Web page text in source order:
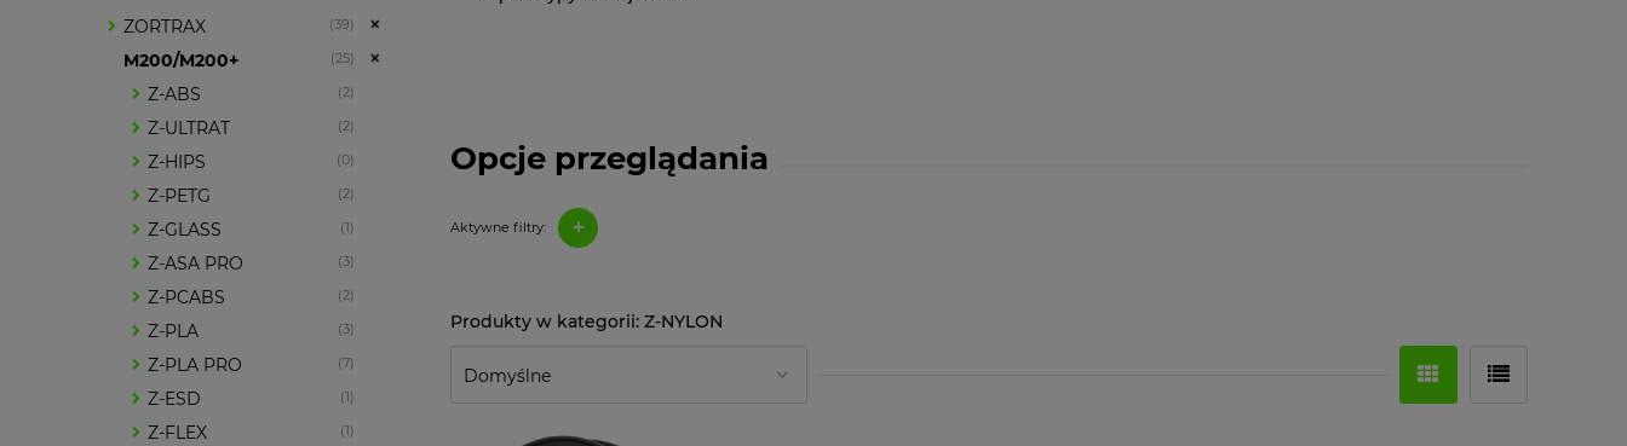
ZORTRAX (39)
M200/M200+ (25)
Z-ABS (2)
Z-ULTRAT (2)
Z-HIPS (0)
Z-PETG (2)
Z-GLASS (1)
Z-ASA PRO (3)
Z-PCABS (2)
Z-PLA (3)
Z-PLA PRO (7)
Z-ESD (1)
Z-FLEX (1)
Opcje przeglądania
Aktywne filtry: +
Z-NYLON